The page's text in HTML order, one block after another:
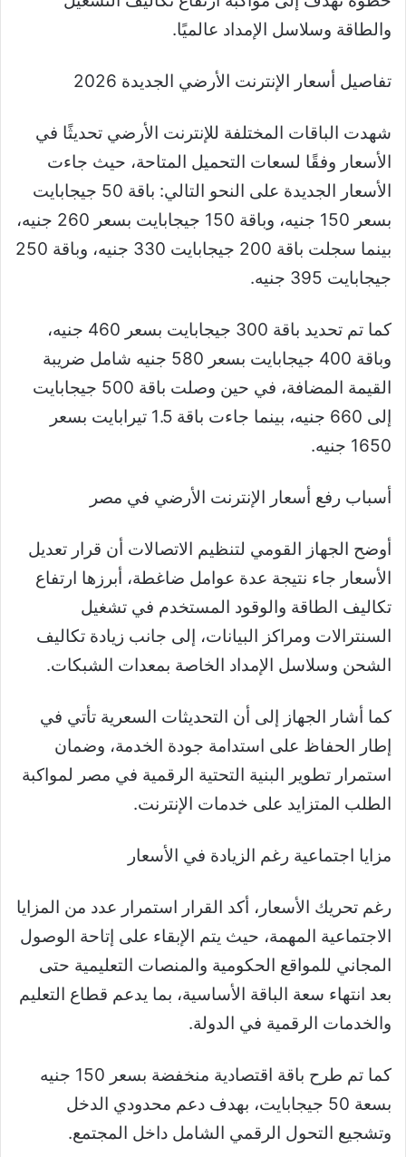
والطاقة وسلاسل الإمداد عالميًا.
تفاصيل أسعار الإنترنت الأرضي الجديدة 2026
شهدت الباقات المختلفة للإنترنت الأرضي تحديثًا في
الأسعار وفقًا لسعات التحميل المتاحة، حيث جاءت
الأسعار الجديدة على النحو التالي: باقة 50 جيجابايت
بسعر 150 جنيه، وباقة 150 جيجابايت بسعر 260 جنيه،
بينما سجلت باقة 200 جيجابايت 330 جنيه، وباقة 250
جيجابايت 395 جنيه.
كما تم تحديد باقة 300 جيجابايت بسعر 460 جنيه،
وباقة 400 جيجابايت بسعر 580 جنيه شامل ضريبة
القيمة المضافة، في حين وصلت باقة 500 جيجابايت
إلى 660 جنيه، بينما جاءت باقة 1.5 تيرابايت بسعر
1650 جنيه.
أسباب رفع أسعار الإنترنت الأرضي في مصر
أوضح الجهاز القومي لتنظيم الاتصالات أن قرار تعديل
الأسعار جاء نتيجة عدة عوامل ضاغطة، أبرزها ارتفاع
تكاليف الطاقة والوقود المستخدم في تشغيل
السنترالات ومراكز البيانات، إلى جانب زيادة تكاليف
الشحن وسلاسل الإمداد الخاصة بمعدات الشبكات.
كما أشار الجهاز إلى أن التحديثات السعرية تأتي في
إطار الحفاظ على استدامة جودة الخدمة، وضمان
استمرار تطوير البنية التحتية الرقمية في مصر لمواكبة
الطلب المتزايد على خدمات الإنترنت.
مزايا اجتماعية رغم الزيادة في الأسعار
رغم تحريك الأسعار، أكد القرار استمرار عدد من المزايا
الاجتماعية المهمة، حيث يتم الإبقاء على إتاحة الوصول
المجاني للمواقع الحكومية والمنصات التعليمية حتى
بعد انتهاء سعة الباقة الأساسية، بما يدعم قطاع التعليم
والخدمات الرقمية في الدولة.
كما تم طرح باقة اقتصادية منخفضة بسعر 150 جنيه
بسعة 50 جيجابايت، بهدف دعم محدودي الدخل
وتشجيع التحول الرقمي الشامل داخل المجتمع.